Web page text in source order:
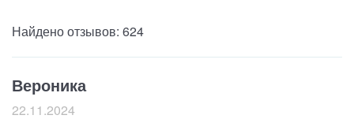
Найдено отзывов: 624
Вероника
22.11.2024